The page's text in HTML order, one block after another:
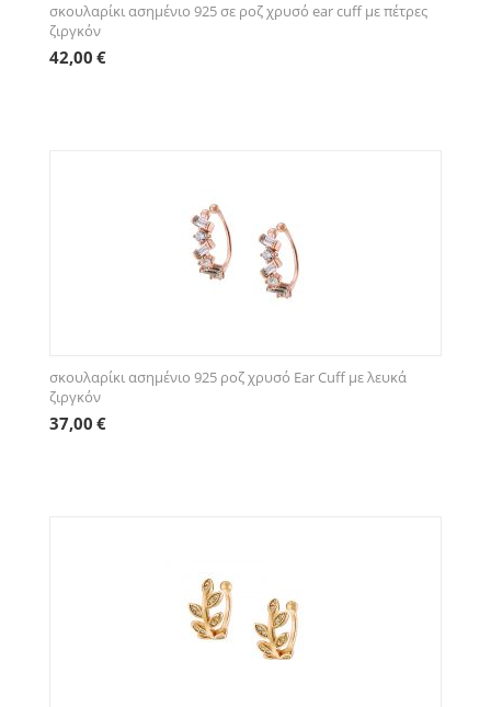
σκουλαρίκι ασημένιο 925 σε ροζ χρυσό ear cuff με πέτρες
ζιργκόν
42,00 €
σκουλαρίκι ασημένιο 925 ροζ χρυσό Ear Cuff με λευκά
ζιργκόν
37,00 €